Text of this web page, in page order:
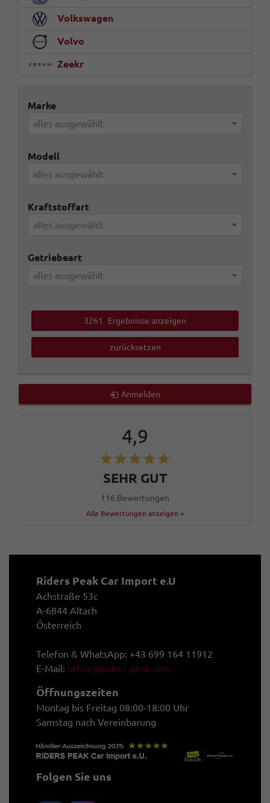
Volkswagen
Volvo
Zeekr
Marke
alles ausgewählt
Modell
alles ausgewählt
Kraftstoffart
alles ausgewählt
Getriebeart
alles ausgewählt
3261 Ergebnisse anzeigen
zurücksetzen
Anmelden
4,9
SEHR GUT
116 Bewertungen
Alle Bewertungen anzeigen >
Riders Peak Car Import e.U
Achstraße 53c
A-6844 Altach
Österreich
Telefon & WhatsApp: +43 699 164 11912
E-Mail: office@riders-peak.com
Öffnungszeiten
Montag bis Freitag 08:00-18:00 Uhr
Samstag nach Vereinbarung
Folgen Sie uns